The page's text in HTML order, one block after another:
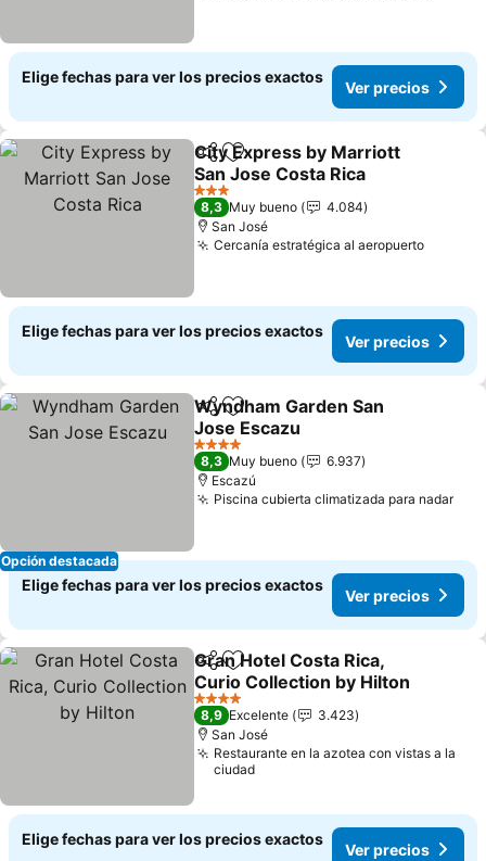
Elige fechas para ver los precios exactos
Ver precios
CompartirAgregar a favoritos
City Express by Marriott
San Jose Costa Rica
Ver precios
3 Estrellas
8,3 Muy bueno
4.084
San José
Cercanía estratégica al aeropuertoVer
Elige fechas para ver los precios exactos
Ver precios
Opción destacada
CompartirAgregar a favoritos
Wyndham Garden San
Jose Escazu
Ver precios
4 Estrellas
8,3 Muy bueno
6.937
Escazú
Piscina cubierta climatizada para nadarVer
Elige fechas para ver los precios exactos
Ver precios
CompartirAgregar a favoritos
Gran Hotel Costa Rica,
Curio Collection by Hilton
Ver precios
4 Estrellas
8,9 Excelente
3.423
San José
Restaurante en la azotea con vistas a la
ciudad
Elige fechas para ver los precios exactos
Ver precios